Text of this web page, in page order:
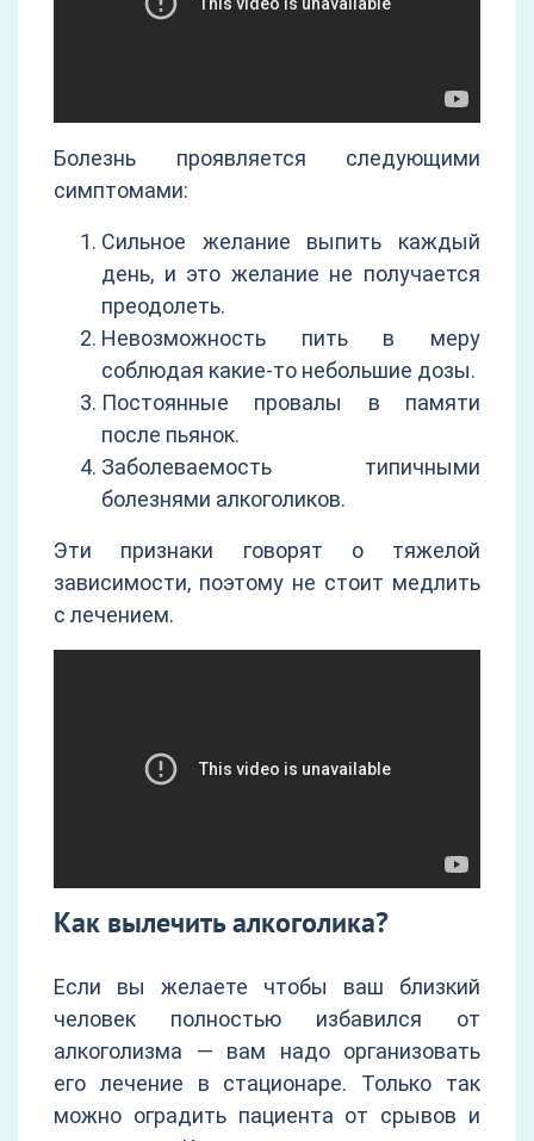
Болезнь проявляется следующими
симптомами:
Сильное желание выпить каждый
день, и это желание не получается
преодолеть.
Невозможность пить в меру
соблюдая какие-то небольшие дозы.
Постоянные провалы в памяти
после пьянок.
Заболеваемость типичными
болезнями алкоголиков.
Эти признаки говорят о тяжелой
зависимости, поэтому не стоит медлить
с лечением.
Как вылечить алкоголика?
Если вы желаете чтобы ваш близкий
человек полностью избавился от
алкоголизма — вам надо организовать
его лечение в стационаре. Только так
можно оградить пациента от срывов и